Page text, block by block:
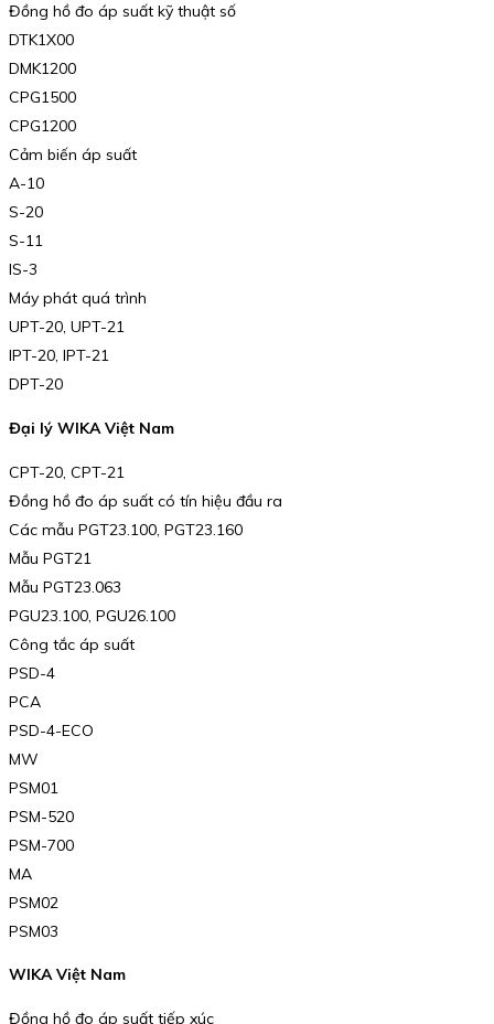
Đồng hồ đo áp suất kỹ thuật số
DTK1X00
DMK1200
CPG1500
CPG1200
Cảm biến áp suất
A-10
S-20
S-11
IS-3
Máy phát quá trình
UPT-20, UPT-21
IPT-20, IPT-21
DPT-20
Đại lý WIKA Việt Nam
CPT-20, CPT-21
Đồng hồ đo áp suất có tín hiệu đầu ra
Các mẫu PGT23.100, PGT23.160
Mẫu PGT21
Mẫu PGT23.063
PGU23.100, PGU26.100
Công tắc áp suất
PSD-4
PCA
PSD-4-ECO
MW
PSM01
PSM-520
PSM-700
MA
PSM02
PSM03
WIKA Việt Nam
Đồng hồ đo áp suất tiếp xúc